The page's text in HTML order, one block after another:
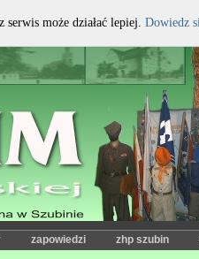
czcionka:
zapowiedzi zhp szubin
może działać lepiej. Dowiedz